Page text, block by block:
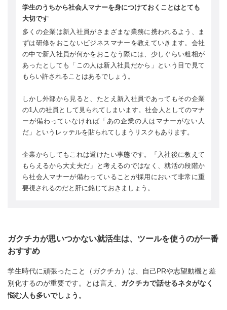
学生のうちから社会人マナーを身につけておくことはとても
大切です
多くの企業は新入社員がさまざまな業務に携われるよう、ま
ずは研修をおこないビジネスマナーを教えていきます。会社
の中で新入社員が何かをおこなう際には、少しぐらい粗相が
あったとしても「この人は新入社員だから」という目で見て
もらい許されることはあるでしょう。
しかし外部から見ると、たとえ新入社員であってもその企業
の1人の社員として見られてしまいます。社会人としてのマナ
ーが備わっていなければ「あの企業の人はマナーがない人
だ」というレッテルを貼られてしまうリスクもあります。
企業からしてもこれは避けたい事態です。「入社後に教えて
もらえるから大丈夫だ」と考えるのではなく、就活の段階か
ら社会人マナーが備わっていることが採用において非常に重
要視されるのだと肝に銘じておきましょう。
ガクチカが思いつかない就活生は、ツールを使うのが一番
おすすめ
学生時代に頑張ったこと（ガクチカ）は、自己PRや志望動機と差
別化するのが重要です。とは言え、 ガクチカで話せるネタがなく
悩む人も多いでしょう。